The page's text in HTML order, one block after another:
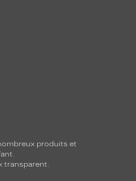
produits et
transparent.